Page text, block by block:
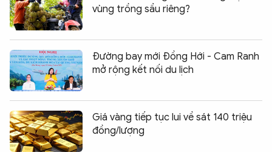
vùng trồng sầu riêng?
Đường bay mới Đồng Hới - Cam Ranh
mở rộng kết nối du lịch
Giá vàng tiếp tục lui về sát 140 triệu
đồng/lượng